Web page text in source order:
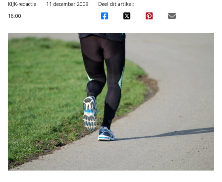
KIJK-redactie
11 december 2009
16:00
Deel dit artikel: